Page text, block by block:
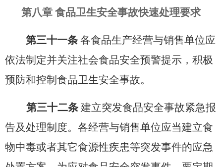
第八章 食品卫生安全事故快速处理要求
第三十一条 各食品生产经营与销售单位应
依法制定并关注社会食品安全预警提示，积极
预防和控制食品卫生安全事故。
第三十二条 建立突发食品安全事故紧急报
告及处理制度。各经营与销售单位应当建立食
物中毒或者其它食源性疾患等突发事件的应急